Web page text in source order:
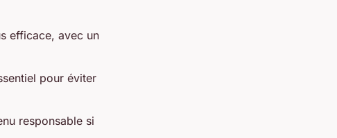
efficace, avec un
pour éviter
responsable si